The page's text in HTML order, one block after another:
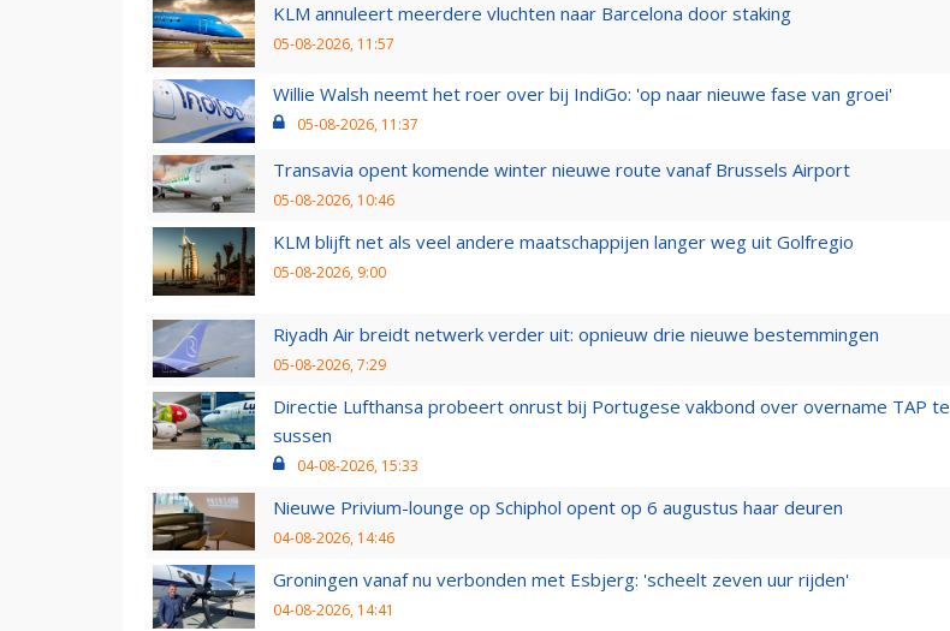
KLM annuleert meerdere vluchten naar Barcelona door staking
05-08-2026, 11:57
Willie Walsh neemt het roer over bij IndiGo: 'op naar nieuwe fase van groei'
05-08-2026, 11:37
Transavia opent komende winter nieuwe route vanaf Brussels Airport
05-08-2026, 10:46
KLM blijft net als veel andere maatschappijen langer weg uit Golfregio
05-08-2026, 9:00
Riyadh Air breidt netwerk verder uit: opnieuw drie nieuwe bestemmingen
05-08-2026, 7:29
Directie Lufthansa probeert onrust bij Portugese vakbond over overname TAP te
sussen
04-08-2026, 15:33
Nieuwe Privium-lounge op Schiphol opent op 6 augustus haar deuren
04-08-2026, 14:46
Groningen vanaf nu verbonden met Esbjerg: 'scheelt zeven uur rijden'
04-08-2026, 14:41